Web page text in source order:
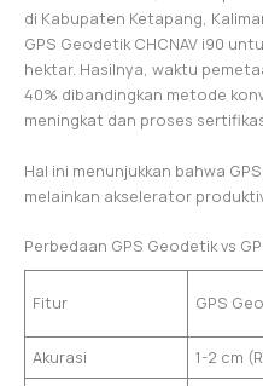
di Kabupaten Ketapang,
GPS Geodetik CHCNAV i90
hektar. Hasilnya, waktu
40% dibandingkan metode
meningkat dan proses
Hal ini menunjukkan bahwa
melainkan akselerator
Perbedaan GPS Geodetik vs
Fitur GPS
Akurasi
1-2 cm